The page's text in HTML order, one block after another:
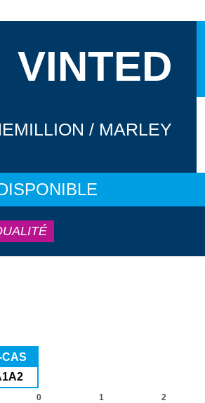
VINTED
/ MARLEY
CAS
0 1 2